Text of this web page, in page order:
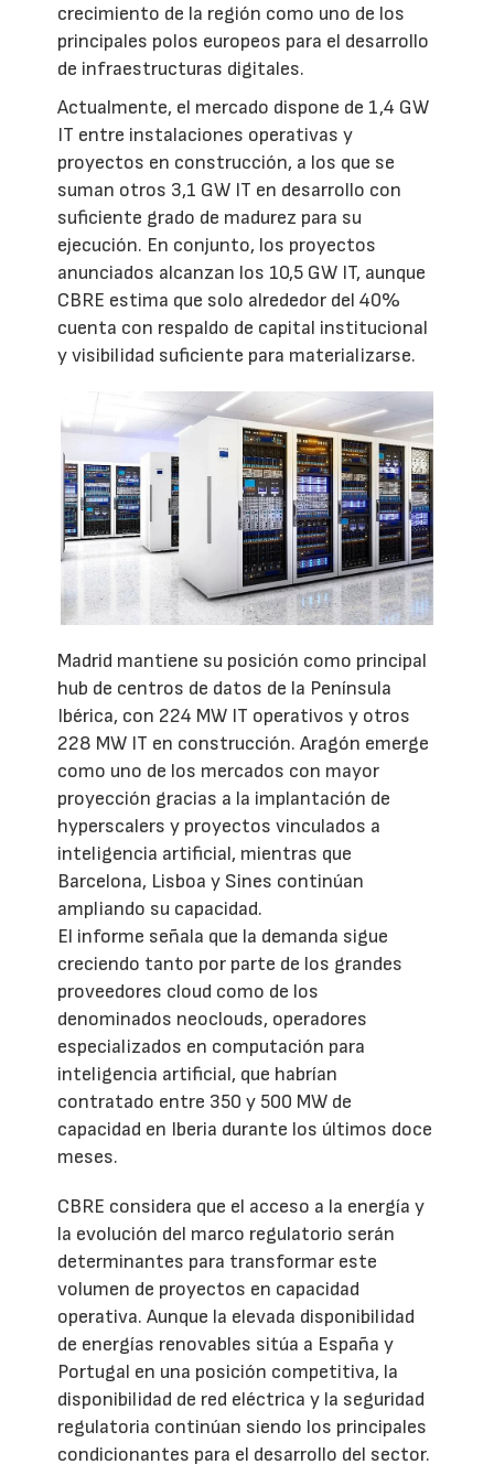
crecimiento de la región como uno de los
principales polos europeos para el desarrollo
de infraestructuras digitales.
Actualmente, el mercado dispone de 1,4 GW
IT entre instalaciones operativas y
proyectos en construcción, a los que se
suman otros 3,1 GW IT en desarrollo con
suficiente grado de madurez para su
ejecución. En conjunto, los proyectos
anunciados alcanzan los 10,5 GW IT, aunque
CBRE estima que solo alrededor del 40%
cuenta con respaldo de capital institucional
y visibilidad suficiente para materializarse.
Madrid mantiene su posición como principal
hub de centros de datos de la Península
Ibérica, con 224 MW IT operativos y otros
228 MW IT en construcción. Aragón emerge
como uno de los mercados con mayor
proyección gracias a la implantación de
hyperscalers y proyectos vinculados a
inteligencia artificial, mientras que
Barcelona, Lisboa y Sines continúan
ampliando su capacidad.
El informe señala que la demanda sigue
creciendo tanto por parte de los grandes
proveedores cloud como de los
denominados neoclouds, operadores
especializados en computación para
inteligencia artificial, que habrían
contratado entre 350 y 500 MW de
capacidad en Iberia durante los últimos doce
meses.
CBRE considera que el acceso a la energía y
la evolución del marco regulatorio serán
determinantes para transformar este
volumen de proyectos en capacidad
operativa. Aunque la elevada disponibilidad
de energías renovables sitúa a España y
Portugal en una posición competitiva, la
disponibilidad de red eléctrica y la seguridad
regulatoria continúan siendo los principales
condicionantes para el desarrollo del sector.